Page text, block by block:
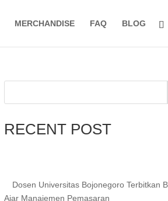
MERCHANDISE FAQ BLOG
RECENT POST
Dosen Universitas Bojonegoro Terbitkan
Ajar Manajemen Pemasaran